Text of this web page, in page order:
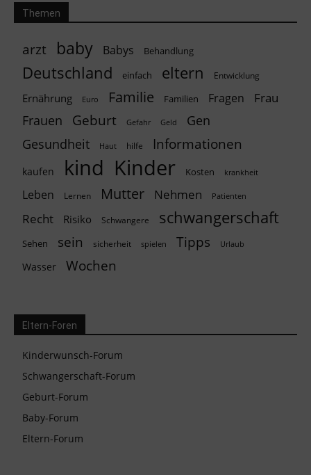
Themen
arzt baby Babys Behandlung
Deutschland einfach eltern Entwicklung
Ernährung Euro Familie Familien Fragen Frau
Frauen Geburt Gefahr Geld
Gen
Gesundheit
Haut hilfe Informationen
kaufen kind Kinder Kosten krankheit
Leben Lernen Mutter Nehmen Patienten
Recht Risiko Schwangere schwangerschaft
Sehen sein sicherheit spielen Tipps Urlaub
Wasser Wochen
Eltern-Foren
Kinderwunsch-Forum
Schwangerschaft-Forum
Geburt-Forum
Baby-Forum
Eltern-Forum